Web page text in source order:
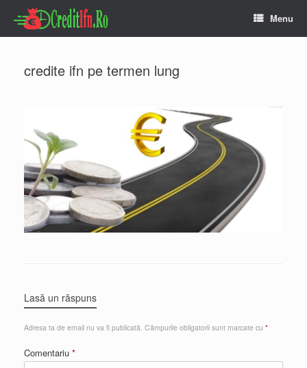
content
Menu
credite ifn pe termen lung
Lasă un răspuns
Adresa ta de email nu va fi publicată. Câmpurile obligatorii sunt marcate cu *
Comentariu *